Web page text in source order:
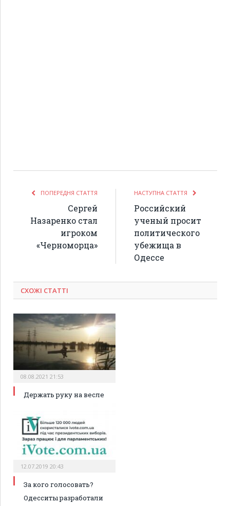
ПОПЕРЕДНЯ СТАТТЯ
Сергей
Назаренко стал
игроком
«Черноморца»
НАСТУПНА СТАТТЯ
Российский
ученый просит
политического
убежища в
Одессе
СХОЖІ СТАТТІ
08.08.2021 21:53
Держать руку на весле
12.07.2019 20:43
За кого голосовать?
Одесситы разработали